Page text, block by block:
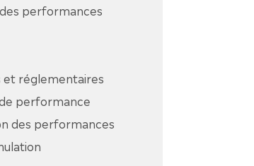
performances
et réglementaires
performance
des performances